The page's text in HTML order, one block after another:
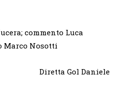
commento Luca
Marco Nosotti
Daniele